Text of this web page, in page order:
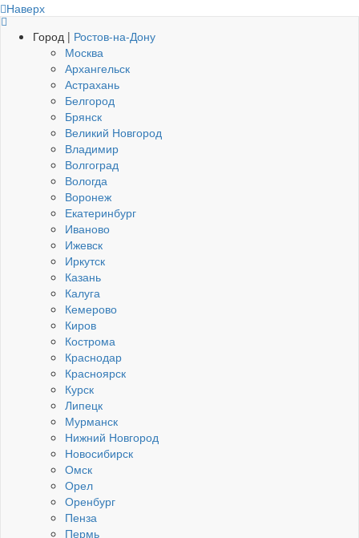
Наверх
Город | Ростов-на-Дону
Москва
Архангельск
Астрахань
Белгород
Брянск
Великий Новгород
Владимир
Волгоград
Вологда
Воронеж
Екатеринбург
Иваново
Ижевск
Иркутск
Казань
Калуга
Кемерово
Киров
Кострома
Краснодар
Красноярск
Курск
Липецк
Мурманск
Нижний Новгород
Новосибирск
Омск
Орел
Оренбург
Пенза
Пермь